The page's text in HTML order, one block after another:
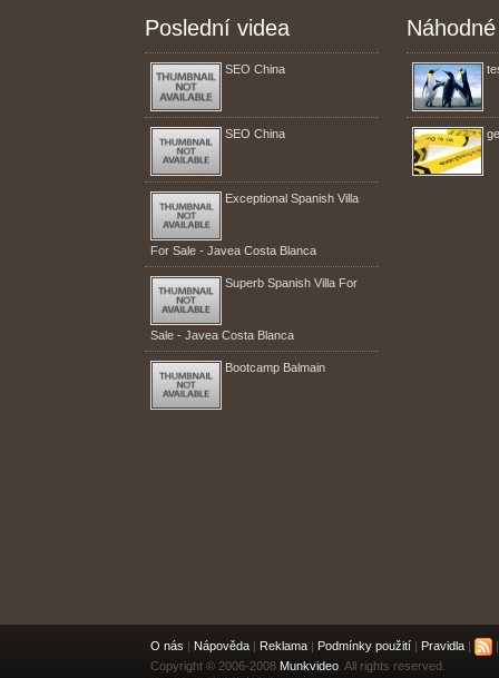
Poslední videa
SEO China
SEO China
Exceptional Spanish Villa
For Sale - Javea Costa Blanca
Superb Spanish Villa For
Sale - Javea Costa Blanca
Bootcamp Balmain
O nás | Nápověda | Reklama | Podmínky použití | Pravidla |
Copyright © 2006-2008 Munkvideo . All rights reserved.